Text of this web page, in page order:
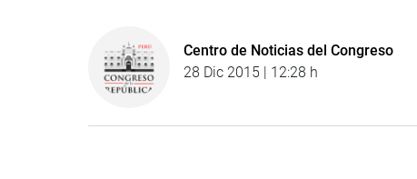
Centro de Noticias del Congreso
28 Dic 2015 | 12:28 h